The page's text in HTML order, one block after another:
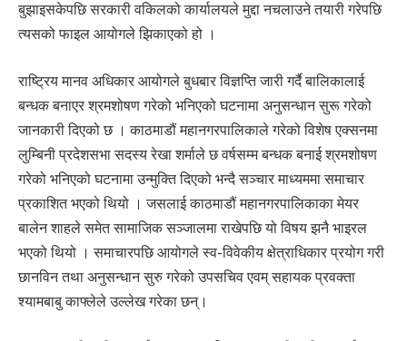
बुझाइसकेपछि सरकारी वकिलको कार्यालयले मुद्दा नचलाउने तयारी गरेपछि
त्यसको फाइल आयोगले झिकाएको हो ।
राष्ट्रिय मानव अधिकार आयोगले बुधबार विज्ञप्ति जारी गर्दै बालिकालाई
बन्धक बनाएर श्रमशोषण गरेको भनिएको घटनामा अनुसन्धान सुरू गरेको
जानकारी दिएको छ । काठमाडौं महानगरपालिकाले गरेको विशेष एक्सनमा
लुम्बिनी प्रदेशसभा सदस्य रेखा शर्माले छ वर्षसम्म बन्धक बनाई श्रमशोषण
गरेको भनिएको घटनामा उन्मुक्ति दिएको भन्दै सञ्चार माध्यममा समाचार
प्रकाशित भएको थियो । जसलाई काठमाडौं महानगरपालिकाका मेयर
बालेन शाहले समेत सामाजिक सञ्जालमा राखेपछि यो विषय झनै भाइरल
भएको थियो । समाचारपछि आयोगले स्व-विवेकीय क्षेत्राधिकार प्रयोग गरी
छानविन तथा अनुसन्धान सुरु गरेको उपसचिव एवम् सहायक प्रवक्ता
श्यामबाबु काफ्लेले उल्लेख गरेका छन्।